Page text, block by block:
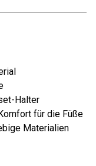
Halter
für die Füße
Materialien